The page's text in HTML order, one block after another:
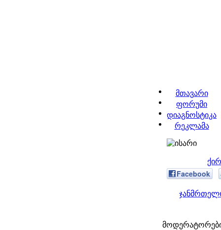
მთავარი
ფორუმი
დიაგნოსტიკა
რეკლამა
Facebook
მოდერატორები: